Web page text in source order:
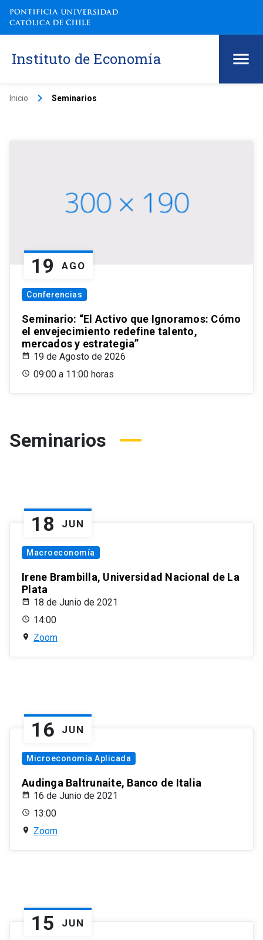
Instituto de Economía
Inicio keyboard_arrow_right Seminarios
19 AGO
Conferencias
Seminario: “El Activo que Ignoramos: Cómo
el envejecimiento redefine talento,
mercados y estrategia”
19 de Agosto de 2026
09:00 a 11:00 horas
Seminarios
18 JUN
Macroeconomía
Irene Brambilla, Universidad Nacional de La
Plata
18 de Junio de 2021
14:00
Zoom
16 JUN
Microeconomía Aplicada
Audinga Baltrunaite, Banco de Italia
16 de Junio de 2021
13:00
Zoom
15 JUN